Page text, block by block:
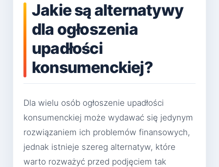
Jakie są alternatywy
dla ogłoszenia
upadłości
konsumenckiej?
Dla wielu osób ogłoszenie upadłości
konsumenckiej może wydawać się jedynym
rozwiązaniem ich problemów finansowych,
jednak istnieje szereg alternatyw, które
warto rozważyć przed podjęciem tak